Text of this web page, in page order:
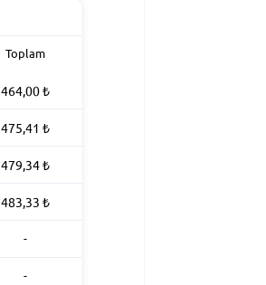
Toplam
464,00₺
475,41₺
479,34₺
483,33₺
-
-